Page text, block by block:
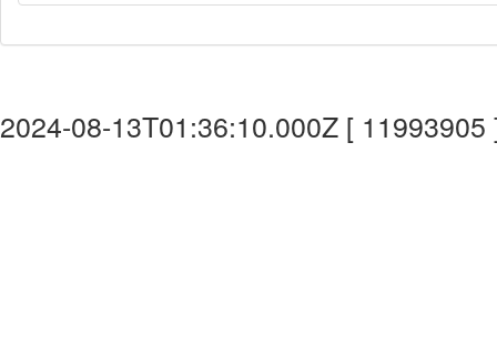
2024-08-13T01:36:10.000Z [ 11993905